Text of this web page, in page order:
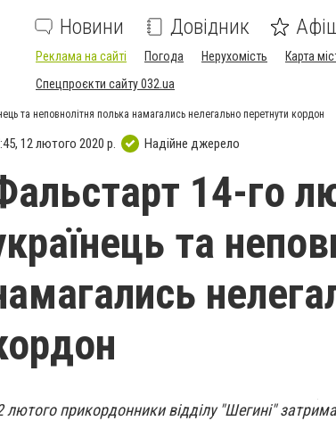
Новини Довідник
Реклама на сайті Погода Нерухомість Карта
Спецпроєкти сайту 032.ua
та неповнолітня полька намагались нелегально перетнути кордон
12 лютого 2020 р. Надійне джерело
14-го
та
лютого прикордонники відділу "Шегині"